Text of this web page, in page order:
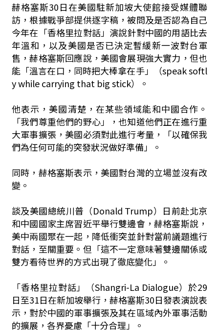
赫格塞斯30日在美國駐新加坡大使館接受媒體聯
訪，根據戰爭部提供逐字稿，被問及是否認為自己
今年在「香格里拉對話」演說針對中國的用語比去
年溫和，以及美國是否已決定暫緩新一波對台軍
售，赫格塞斯回應說，美國會展現強大實力，但也
能「溫言在口，同時把大棒拿在手」（speak softl
y while carrying that big stick）。
他表示，美國清楚，在某些領域能和中國合作。
「我們尊重他們的野心」，也知道他們正在進行重
大軍事擴張，美國必須對此進行考量，「以確保我
們為任何可能的突發狀況做好準備」。
同時，赫格塞斯表示，美國對台灣的立場並沒有改
變。
談及美國總統川普（Donald Trump）日前赴北京
和中國國家主席習近平舉行雙邊會，赫格塞斯說，
美中兩國聚在一起，降低衝突並針對當前議題進行
對話，至關重要。但「這不一定意味著雙邊關係或
雙方看待世界的方式出現了徹底變化」。
「香格里拉對話」（Shangri-La Dialogue）於29
日至31日在新加坡舉行，赫格塞斯30日發表演說表
示，對於中國的軍事擴張及其在區域內外軍事活動
的擴展，各界憂慮「十分合理」。